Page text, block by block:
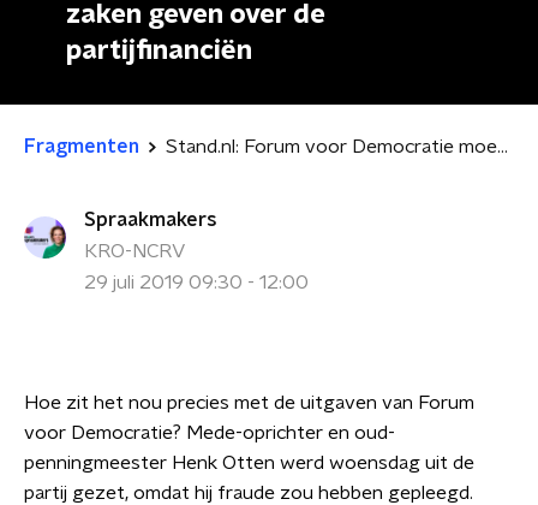
zaken geven over de
partijfinanciën
Fragmenten Stand.nl: Forum voor Democratie moet volledige openheid van zaken geven over de partijfinanciën
Spraakmakers
KRO-NCRV
29 juli 2019 09:30 - 12:00
Hoe zit het nou precies met de uitgaven van Forum
voor Democratie? Mede-oprichter en oud-
penningmeester Henk Otten werd woensdag uit de
partij gezet, omdat hij fraude zou hebben gepleegd.